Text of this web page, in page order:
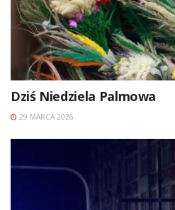
Dziś Niedziela Palmowa
29 MARCA 2026